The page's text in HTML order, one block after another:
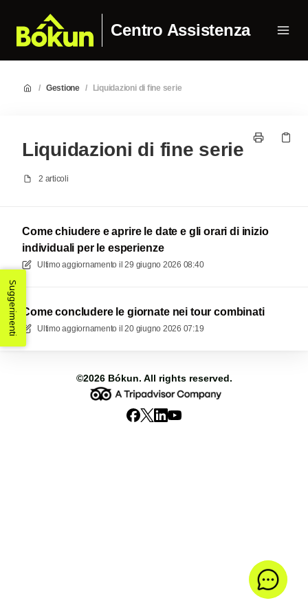
Centro Assistenza
/ Gestione / Liquidazioni di fine serie
Liquidazioni di fine serie
2 articoli
Come chiudere e aprire le date e gli orari di inizio
individuali per le esperienze
Ultimo aggiornamento il 29 giugno 2026 08:40
Come concludere le giornate nei tour combinati
Ultimo aggiornamento il 20 giugno 2026 07:19
©2026 Bókun. All rights reserved.
Suggerimenti